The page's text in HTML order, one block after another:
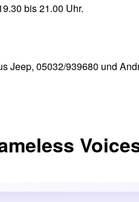
bis 21.00 Uhr.
Jeep, 05032/939680 und